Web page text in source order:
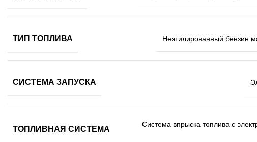
ТИП ТОПЛИВА Неэтилированный бензин
СИСТЕМА ЗАПУСКА
ТОПЛИВНАЯ СИСТЕМА
Система впрыска топлива с